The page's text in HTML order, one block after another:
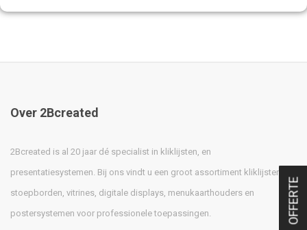
Over 2Bcreated
2Bcreated is al 20 jaar dé specialist in kliklijsten, en
presentatiesystemen. Bij ons vindt u een groot assortiment kliklijsten,
stoepborden, vitrines, digitale displays, menukaarthouders en
postersystemen voor professionele toepassingen.
OFFERTE